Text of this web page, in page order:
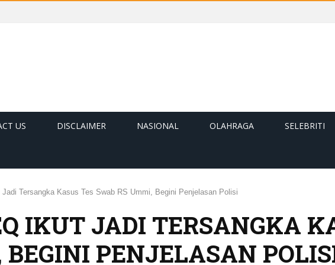
US DISCLAIMER NASIONAL OLAHRAGA SELEBRITI
Tersangka Kasus Tes Swab RS Ummi, Begini Penjelasan Polisi
IKUT JADI TERSANGKA
PENJELASAN